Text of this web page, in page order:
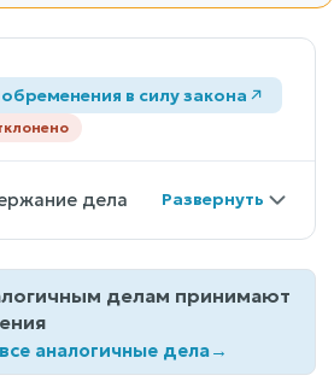
в силу закона
дела
делам принимают
аналогичные дела→